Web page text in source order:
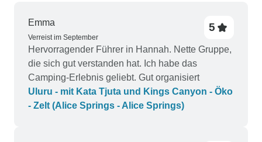
Emma
Verreist im September
5
Hervorragender Führer in Hannah. Nette Gruppe,
die sich gut verstanden hat. Ich habe das
Camping-Erlebnis geliebt. Gut organisiert
Uluru - mit Kata Tjuta und Kings Canyon - Öko
- Zelt (Alice Springs - Alice Springs)